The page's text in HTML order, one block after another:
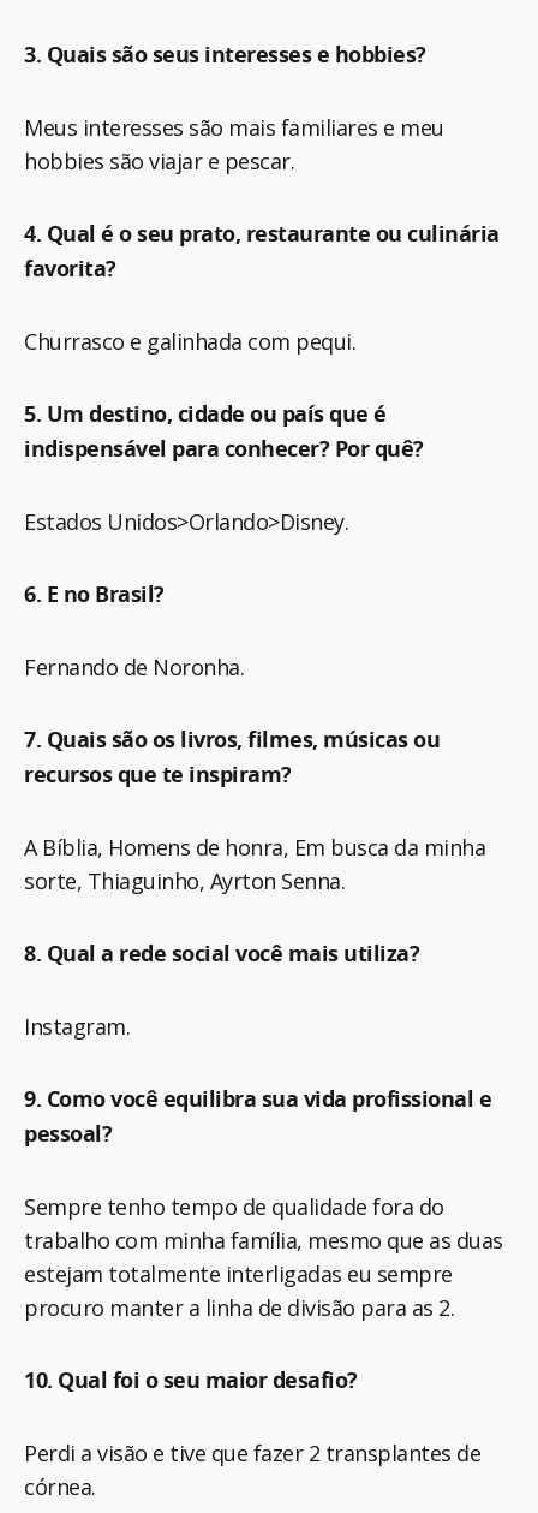
3. Quais são seus interesses e hobbies?
Meus interesses são mais familiares e meu
hobbies são viajar e pescar.
4. Qual é o seu prato, restaurante ou culinária
favorita?
Churrasco e galinhada com pequi.
5. Um destino, cidade ou país que é
indispensável para conhecer? Por quê?
Estados Unidos>Orlando>Disney.
6. E no Brasil?
Fernando de Noronha.
7. Quais são os livros, filmes, músicas ou
recursos que te inspiram?
A Bíblia, Homens de honra, Em busca da minha
sorte, Thiaguinho, Ayrton Senna.
8. Qual a rede social você mais utiliza?
Instagram.
9. Como você equilibra sua vida profissional e
pessoal?
Sempre tenho tempo de qualidade fora do
trabalho com minha família, mesmo que as duas
estejam totalmente interligadas eu sempre
procuro manter a linha de divisão para as 2.
10. Qual foi o seu maior desafio?
Perdi a visão e tive que fazer 2 transplantes de
córnea.